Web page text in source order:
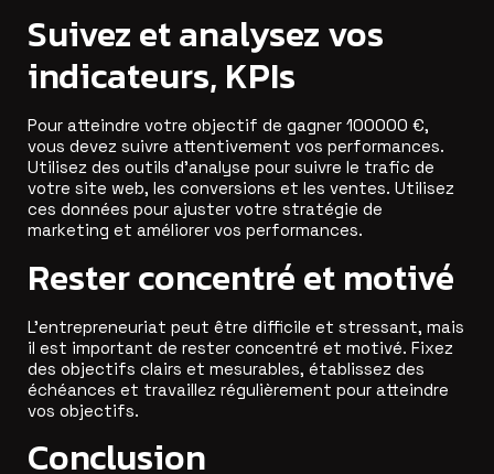
Suivez et analysez vos
indicateurs, KPIs
Pour atteindre votre objectif de gagner 100000 €,
vous devez suivre attentivement vos performances.
Utilisez des outils d’analyse pour suivre le trafic de
votre site web, les conversions et les ventes. Utilisez
ces données pour ajuster votre stratégie de
marketing et améliorer vos performances.
Rester concentré et motivé
L’entrepreneuriat peut être difficile et stressant, mais
il est important de rester concentré et motivé. Fixez
des objectifs clairs et mesurables, établissez des
échéances et travaillez régulièrement pour atteindre
vos objectifs.
Conclusion